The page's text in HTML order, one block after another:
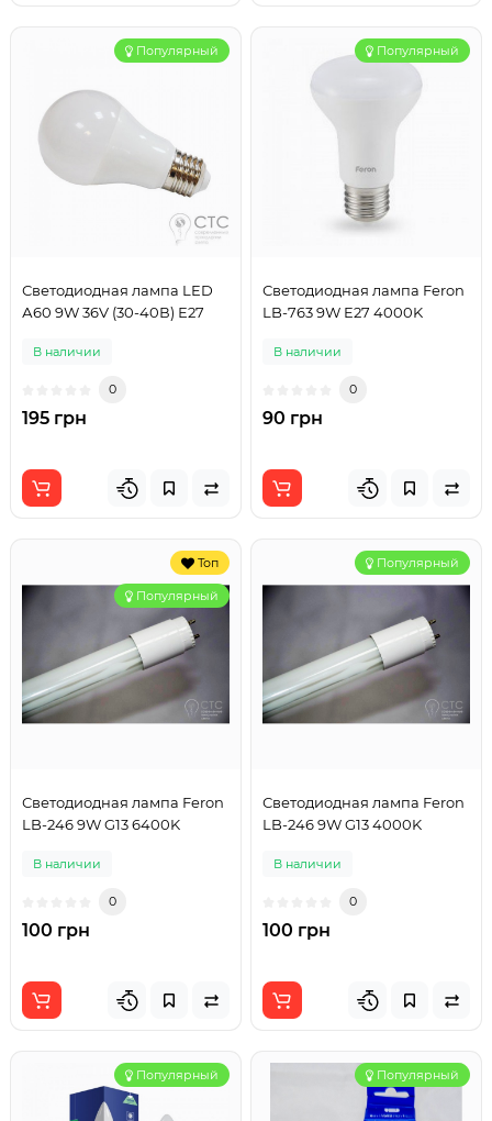
Популярный
Светодиодная лампа LED
А60 9W 36V (30-40В) Е27
В наличии
0
195 грн
Популярный
Светодиодная лампа Feron
LB-763 9W E27 4000K
В наличии
0
90 грн
Топ
Популярный
Светодиодная лампа Feron
LB-246 9W G13 6400K
В наличии
0
100 грн
Популярный
Светодиодная лампа Feron
LB-246 9W G13 4000K
В наличии
0
100 грн
Популярный Популярный